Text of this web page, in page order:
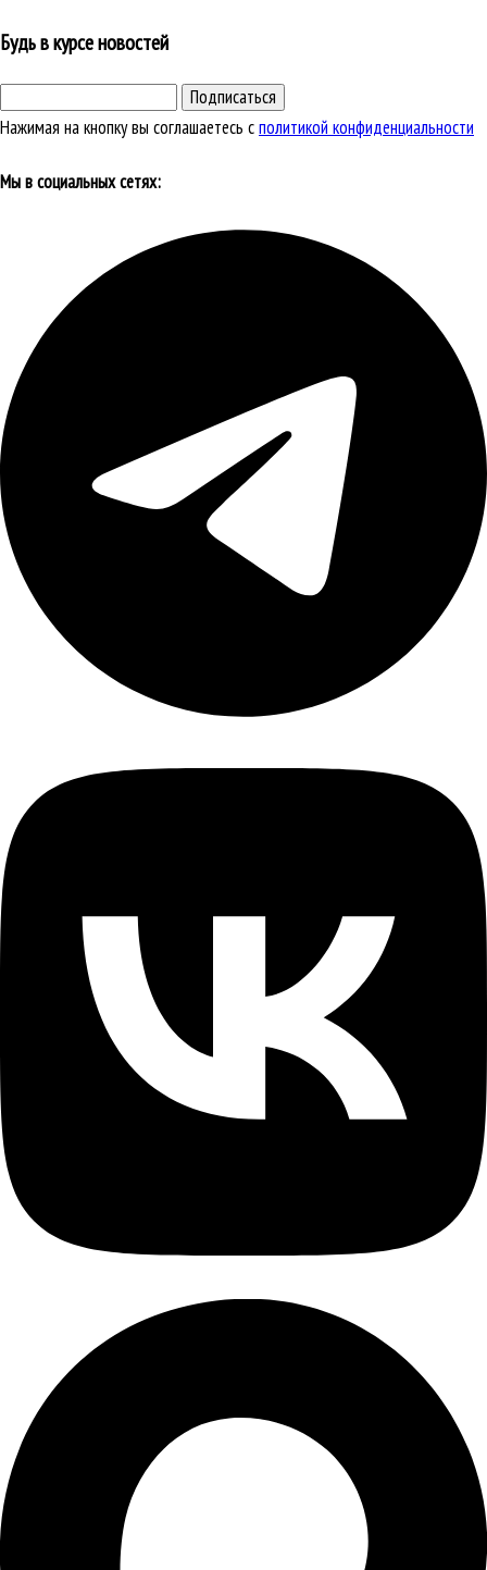
Будь в курсе новостей
Подписаться
Нажимая на кнопку вы соглашаетесь сполитикой конфиденциальности
Мы в социальных сетях: